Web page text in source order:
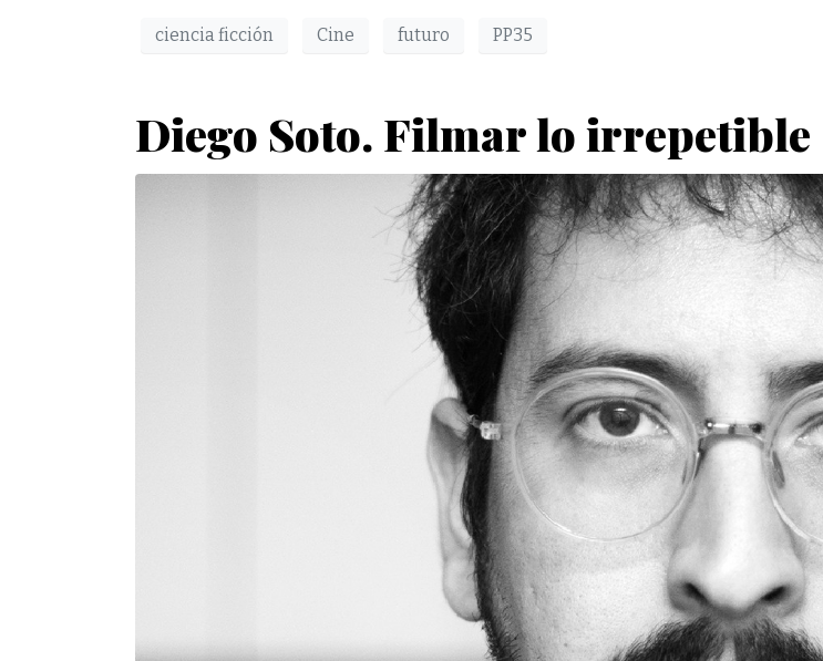
ciencia ficción Cine futuro PP35
Diego Soto. Filmar lo irrepetible